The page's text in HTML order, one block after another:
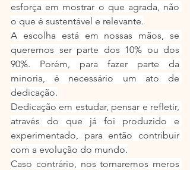
esforça em mostrar o que agrada, não
o que é sustentável e relevante.
A escolha está em nossas mãos, se
queremos ser parte dos 10% ou dos
90%. Porém, para fazer parte da
minoria, é necessário um ato de
dedicação.
Dedicação em estudar, pensar e refletir,
através do que já foi produzido e
experimentado, para então contribuir
com a evolução do mundo.
Caso contrário, nos tornaremos meros